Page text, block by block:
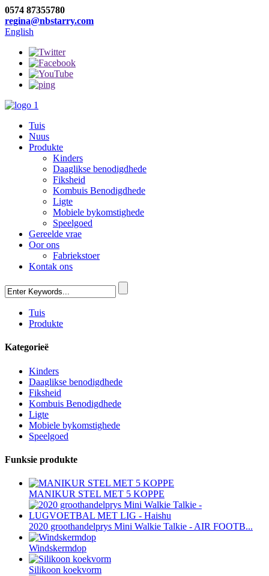
0574 87355780
regina@nbstarry.com
English
Tuis
Nuus
Produkte
Kinders
Daaglikse benodigdhede
Fiksheid
Kombuis Benodigdhede
Ligte
Mobiele bykomstighede
Speelgoed
Gereelde vrae
Oor ons
Fabriekstoer
Kontak ons
Tuis
Produkte
Kategorieë
Kinders
Daaglikse benodigdhede
Fiksheid
Kombuis Benodigdhede
Ligte
Mobiele bykomstighede
Speelgoed
Funksie produkte
MANIKUR STEL MET 5 KOPPE
2020 groothandelprys Mini Walkie Talkie - AIR FOOTB...
Windskermdop
Silikoon koekvorm